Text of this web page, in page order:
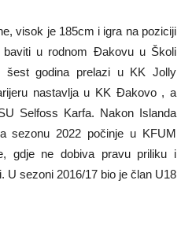
visok je 185cm i igra na poziciji
u rodnom Đakovu u Školi
šest godina prelazi u KK Jolly
nastavlja u KK Đakovo , a
Selfoss Karfa. Nakon Islanda
sezonu 2022 počinje u KFUM
gdje ne dobiva pravu priliku i
U sezoni 2016/17 bio je član U18